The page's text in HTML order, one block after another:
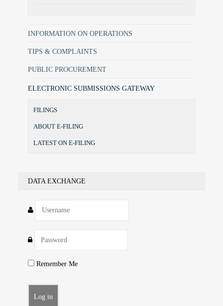
INFORMATION ON OPERATIONS
TIPS & COMPLAINTS
PUBLIC PROCUREMENT
ELECTRONIC SUBMISSIONS GATEWAY
FILINGS
ABOUT E-FILING
LATEST ON E-FILING
DATA EXCHANGE
Remember Me